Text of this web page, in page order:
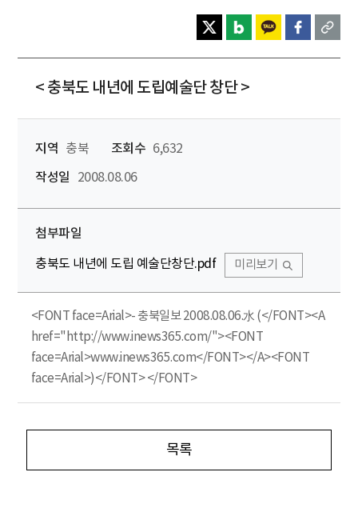
< 충북도 내년에 도립예술단 창단 >
지역 충북 조회수 6,632
작성일
2008.08.06
첨부파일
충북도 내년에 도립 예술단창단.pdf 미리보기
<FONT face=Arial>- 충북일보 2008.08.06.水 (</FONT><A
href="http://www.inews365.com/"><FONT
face=Arial>www.inews365.com</FONT></A><FONT
face=Arial>)</FONT> </FONT>
목록